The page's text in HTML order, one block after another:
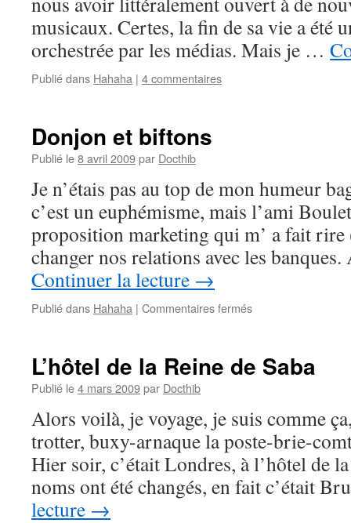
musicaux. Certes, la fin de sa vie a été
orchestrée par les médias. Mais je …
Publié dans Hahaha | 4 commentaires
Donjon et biftons
Publié le8 avril 2009par Docthib
Je n’étais pas au top de mon humeur
c’est un euphémisme, mais l’ami
proposition marketing qui m’ a fait
changer nos relations avec les
Continuer la lecture →
Publié dans Hahaha | Commentaires ferméssur
L’hôtel de la Reine de Saba
Publié le4 mars 2009par Docthib
Alors voilà, je voyage, je suis comme
trotter, buxy-arnaque la poste-brie-
Hier soir, c’était Londres, à l’hôtel de
noms ont été changés, en fait c’était
lecture →